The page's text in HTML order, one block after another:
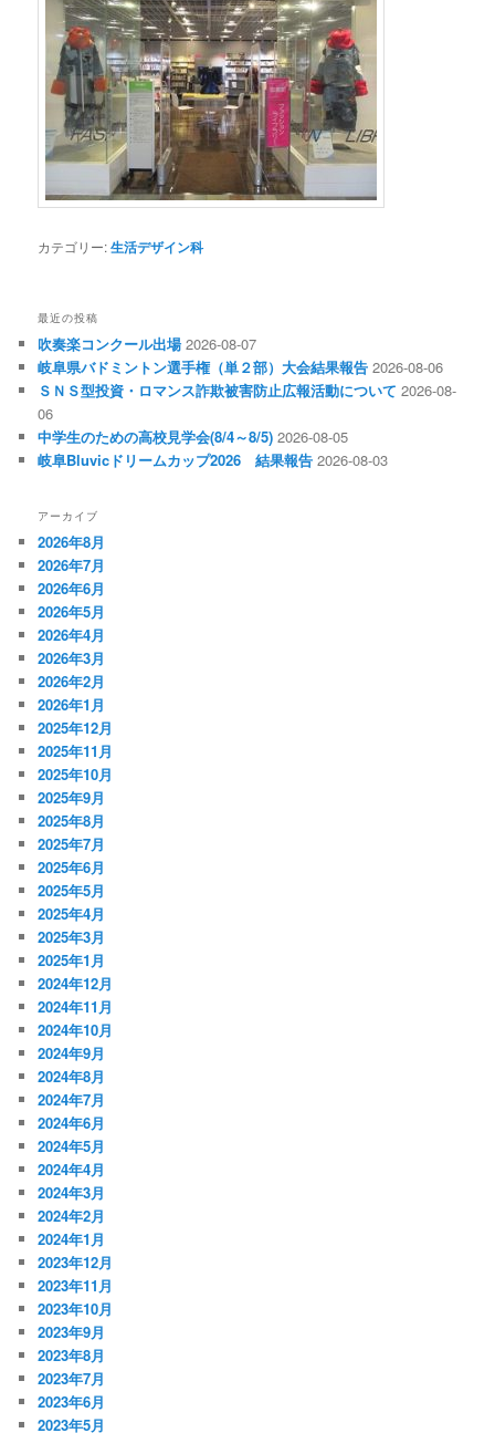
カテゴリー:生活デザイン科
最近の投稿
吹奏楽コンクール出場 2026-08-07
岐阜県バドミントン選手権（単２部）大会結果報告 2026-08-06
ＳＮＳ型投資・ロマンス詐欺被害防止広報活動について 2026-08-
06
中学生のための高校見学会(8/4～8/5) 2026-08-05
岐阜Bluvicドリームカップ2026 結果報告 2026-08-03
アーカイブ
2026年8月
2026年7月
2026年6月
2026年5月
2026年4月
2026年3月
2026年2月
2026年1月
2025年12月
2025年11月
2025年10月
2025年9月
2025年8月
2025年7月
2025年6月
2025年5月
2025年4月
2025年3月
2025年1月
2024年12月
2024年11月
2024年10月
2024年9月
2024年8月
2024年7月
2024年6月
2024年5月
2024年4月
2024年3月
2024年2月
2024年1月
2023年12月
2023年11月
2023年10月
2023年9月
2023年8月
2023年7月
2023年6月
2023年5月